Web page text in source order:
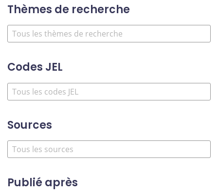
Thèmes de recherche
Codes JEL
Sources
Publié après